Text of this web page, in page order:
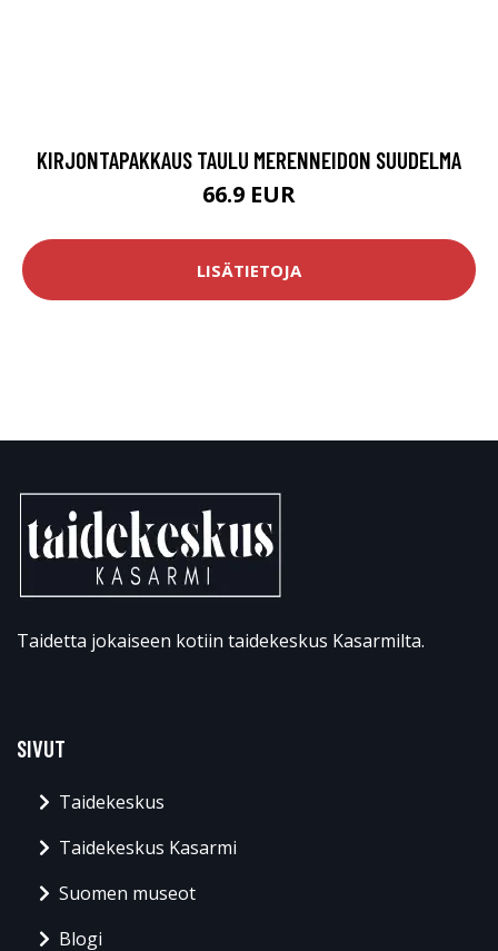
KIRJONTAPAKKAUS TAULU MERENNEIDON SUUDELMA
66.9 EUR
LISÄTIETOJA
Taidetta jokaiseen kotiin taidekeskus Kasarmilta.
SIVUT
Taidekeskus
Taidekeskus Kasarmi
Suomen museot
Blogi